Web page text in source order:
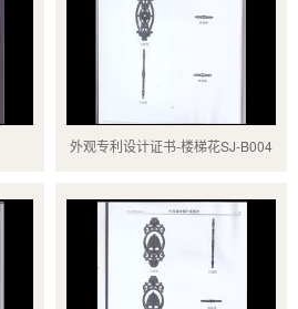
外观专利设计证书-楼梯花SJ-B004